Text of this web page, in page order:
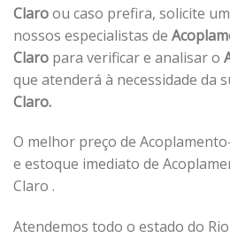
Claroou caso prefira, solicite
nossos especialistas de
Claro para verificar e analisar o
que atenderá à necessidade da
Claro.
O melhor preço de
e estoque imediato de
Claro .
Atendemos todo o estado do